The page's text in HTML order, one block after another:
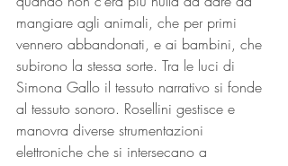
mangiare agli animali, che per primi
vennero abbandonati, e ai bambini, che
subirono la stessa sorte. Tra le luci di
Simona Gallo il tessuto narrativo si fonde
al tessuto sonoro. Rosellini gestisce e
manovra diverse strumentazioni
elettroniche che si intersecano a